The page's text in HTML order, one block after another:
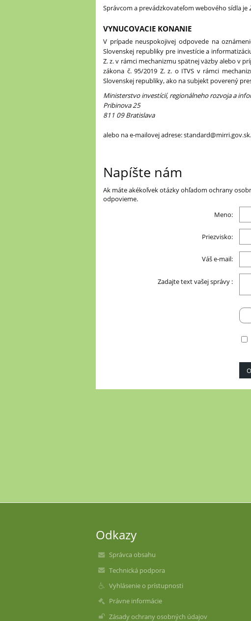
Správcom a prevádzkovateľom webového sídla je
VYNUCOVACIE KONANIE
V prípade neuspokojivej odpovede na
Slovenskej republiky pre investície a
Z. z. v rámci mechanizmu spätnej väzby alebo v
zákona č. 95/2019 Z. z. o ITVS v rámci
Slovenskej republiky, ako na subjekt poverený
Ministerstvo investícií, regionálneho rozvoja a
Pribinova 25
811 09 Bratislava
alebo na e-mailovej adrese: standard@mirri.gov.sk.
Napíšte nám
Ak máte akékoľvek otázky ohľadom ochrany
odpovieme.
Meno:
Priezvisko:
Váš e-mail:
Zadajte text vašej správy :
Odkazy
Správca obsahu
Technická podpora
Vyhlásenie o prístupnosti
Právne informácie
Zásady ochrany osobných údajov